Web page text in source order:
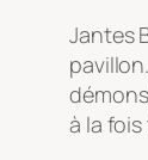
Jantes
à la